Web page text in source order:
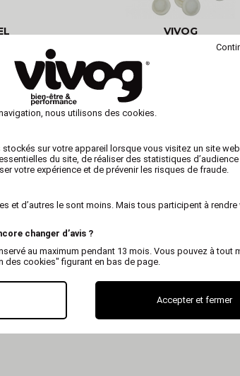
VIVOG
DOIGTIERS en latex
nous utilisons des cookies.
sur votre appareil lorsque vous visitez un site
du site, de réaliser des statistiques
votre expérience et de prévenir les risques de fraude.
et d’autres le sont moins. Mais tous participent à rendre
changer d’avis ?
au maximum pendant 13 mois. Vous pouvez à tout
des cookies" figurant en bas de page.
Accepter et fermer